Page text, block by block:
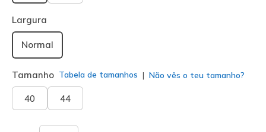
selecionado
Largura
Normal
Tamanho Tabela de tamanhos Não vês o teu tamanho?
40 44